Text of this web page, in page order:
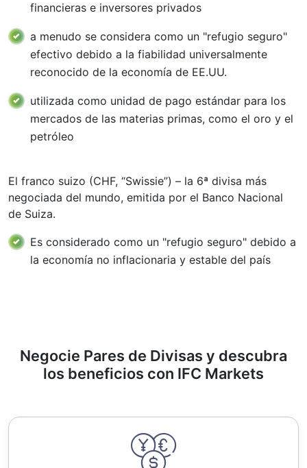
financieras e inversores privados
a menudo se considera como un "refugio seguro"
efectivo debido a la fiabilidad universalmente
reconocido de la economía de EE.UU.
utilizada como unidad de pago estándar para los
mercados de las materias primas, como el oro y el
petróleo
El franco suizo (CHF, “Swissie”) – la 6ª divisa más
negociada del mundo, emitida por el Banco Nacional
de Suiza.
Es considerado como un "refugio seguro" debido a
la economía no inflacionaria y estable del país
Negocie Pares de Divisas y descubra
los beneficios con IFC Markets